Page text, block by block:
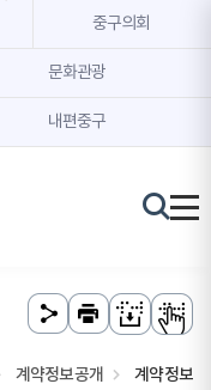
중구의회
문화관광
내편중구
계약정보공개 계약정보